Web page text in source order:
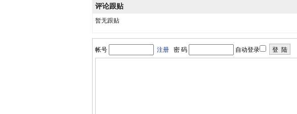
评论跟贴
暂无跟贴
帐号 注册 密 码 自动登录